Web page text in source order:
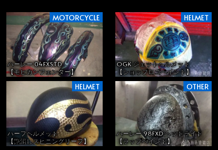
MOTORCYCLE
ハーレー 04FXSTD
【モヒカンフェンダー】
HELMET
OGK ジェットヘルメット
【ショップロゴペイント】
HELMET
ハーフヘルメット
【艶消しスピニングリーフ】
OTHER
ハーレー 98FXD ヘッドライト
【ラップペイント】